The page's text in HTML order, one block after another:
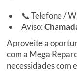
📞 Telefone /
Aviso:
Aproveite a
com a Mega
necessidades com